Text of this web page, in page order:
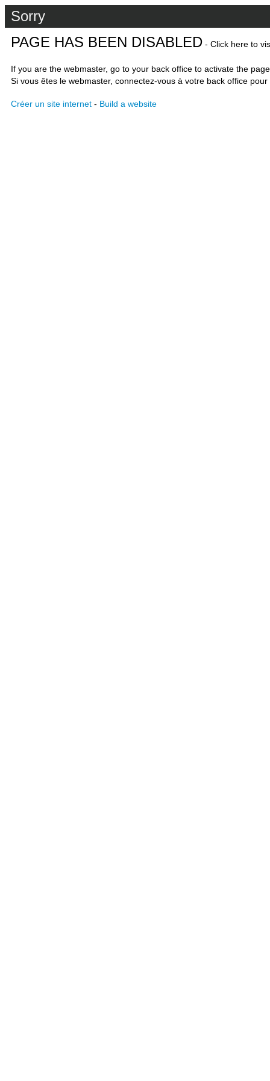
Sorry
PAGE HAS BEEN DISABLED - Click here to
If you are the webmaster, go to your back office to activate the
Si vous êtes le webmaster, connectez-vous à votre back office
Créer un site internet - Build a website